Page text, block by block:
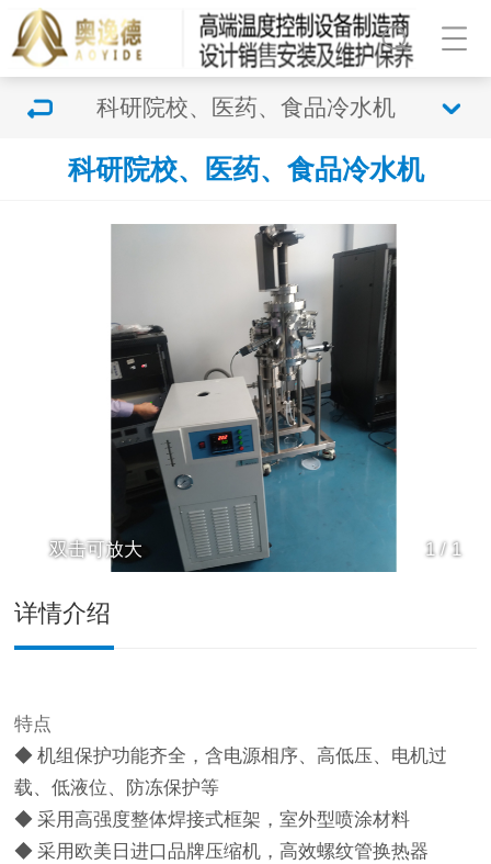
科研院校、医药、食品冷水机
科研院校、医药、食品冷水机
1/ 1
双击可放大
详情介绍
特点
◆ 机组保护功能齐全，含电源相序、高低压、电机过
载、低液位、防冻保护等
◆ 采用高强度整体焊接式框架，室外型喷涂材料
◆ 采用欧美日进口品牌压缩机，高效螺纹管换热器